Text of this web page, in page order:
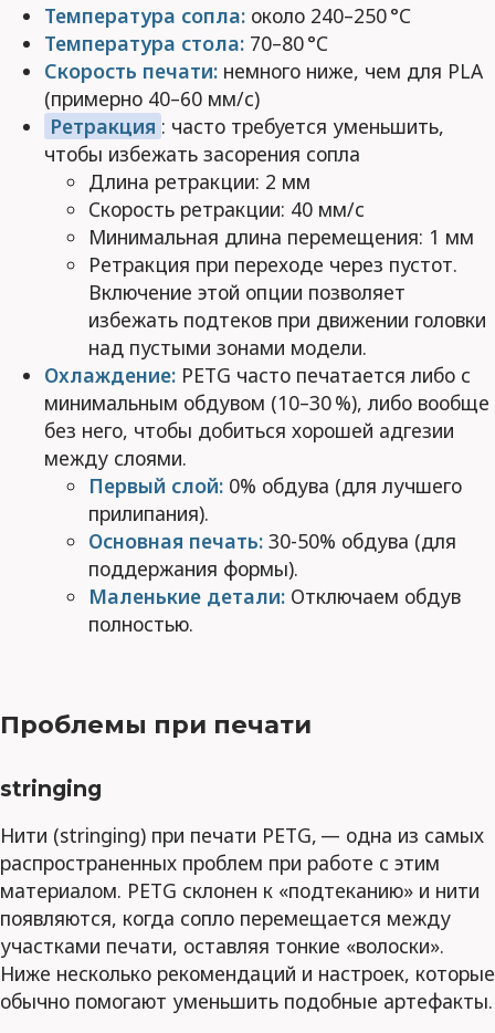
Температура сопла: около 240–250 °C
Температура стола: 70–80 °C
Скорость печати: немного ниже, чем для PLA
(примерно 40–60 мм/с)
Ретракция : часто требуется уменьшить,
чтобы избежать засорения сопла
Длина ретракции: 2 мм
Скорость ретракции: 40 мм/с
Минимальная длина перемещения: 1 мм
Ретракция при переходе через пустот.
Включение этой опции позволяет
избежать подтеков при движении головки
над пустыми зонами модели.
Охлаждение: PETG часто печатается либо с
минимальным обдувом (10–30 %), либо вообще
без него, чтобы добиться хорошей адгезии
между слоями.
Первый слой: 0% обдува (для лучшего
прилипания).
Основная печать: 30-50% обдува (для
поддержания формы).
Маленькие детали: Отключаем обдув
полностью.
Проблемы при печати
stringing
Нити (stringing) при печати PETG, — одна из самых
распространенных проблем при работе с этим
материалом. PETG склонен к «подтеканию» и нити
появляются, когда сопло перемещается между
участками печати, оставляя тонкие «волоски».
Ниже несколько рекомендаций и настроек, которые
обычно помогают уменьшить подобные артефакты.